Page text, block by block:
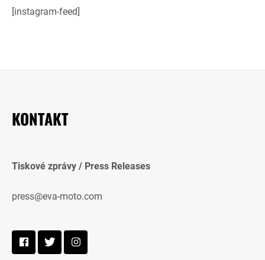
[instagram-feed]
KONTAKT
Tiskové zprávy / Press Releases
press@eva-moto.com